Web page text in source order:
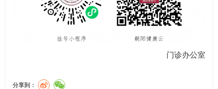
门诊办公室
分享到：